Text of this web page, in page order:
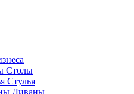
Столы
Стулья
Диваны